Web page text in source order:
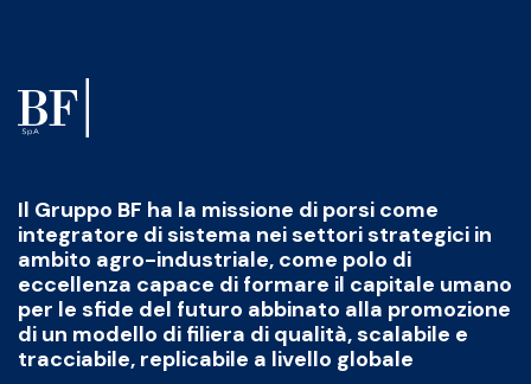
Il Gruppo BF ha la missione di porsi come
integratore di sistema nei settori strategici in
ambito agro-industriale, come polo di
eccellenza capace di formare il capitale umano
per le sfide del futuro abbinato alla promozione
di un modello di filiera di qualità, scalabile e
tracciabile, replicabile a livello globale